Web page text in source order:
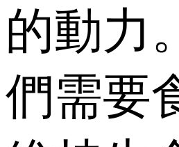
的動力
們需要